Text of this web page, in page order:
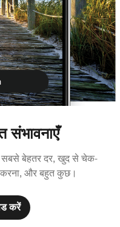
संभावनाएँ
सबसे बेहतर दर, खुद से चेक-
और बहुत कुछ।
करें